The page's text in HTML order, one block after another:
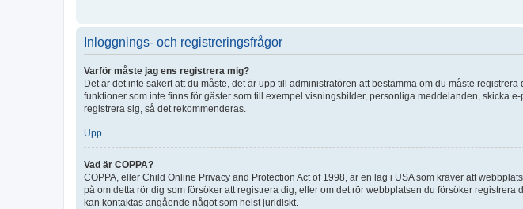
Inloggnings- och registreringsfrågor
Varför måste jag ens registrera mig?
Det är det inte säkert att du måste, det är upp till administratören att bestämma om du måste
funktioner som inte finns för gäster som till exempel visningsbilder, personliga meddelanden, skicka
registrera sig, så det rekommenderas.
Upp
Vad är COPPA?
COPPA, eller Child Online Privacy and Protection Act of 1998, är en lag i USA som kräver att
på om detta rör dig som försöker att registrera dig, eller om det rör webbplatsen du försöker
kan kontaktas angående något som helst juridiskt.